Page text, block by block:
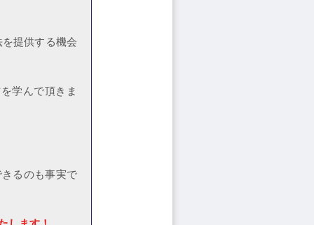
提供する機会
学んで頂きま
るのも事実で